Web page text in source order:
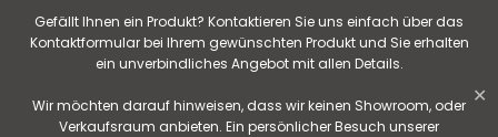
Gefällt Ihnen ein Produkt? Kontaktieren Sie uns einfach über das
Kontaktformular bei Ihrem gewünschten Produkt und Sie erhalten
ein unverbindliches Angebot mit allen Details.
Wir möchten darauf hinweisen, dass wir keinen Showroom, oder
Verkaufsraum anbieten. Ein persönlicher Besuch unserer
✕